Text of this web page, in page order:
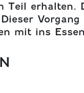
Teil erhalten.
mit ins